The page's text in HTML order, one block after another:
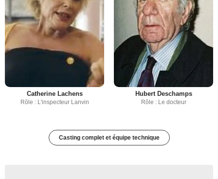
Catherine Lachens
Rôle : L'inspecteur Lanvin
Hubert Deschamps
Rôle : Le docteur
Casting complet et équipe technique